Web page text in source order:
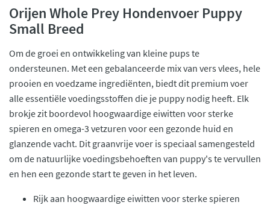
Orijen Whole Prey Hondenvoer Puppy
Small Breed
Om de groei en ontwikkeling van kleine pups te
ondersteunen. Met een gebalanceerde mix van vers vlees, hele
prooien en voedzame ingrediënten, biedt dit premium voer
alle essentiële voedingsstoffen die je puppy nodig heeft. Elk
brokje zit boordevol hoogwaardige eiwitten voor sterke
spieren en omega-3 vetzuren voor een gezonde huid en
glanzende vacht. Dit graanvrije voer is speciaal samengesteld
om de natuurlijke voedingsbehoeften van puppy's te vervullen
en hen een gezonde start te geven in het leven.
Rijk aan hoogwaardige eiwitten voor sterke spieren